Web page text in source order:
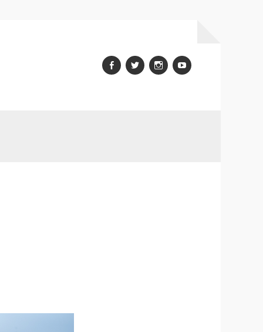
Facebook
TwitterInstagram
youtube